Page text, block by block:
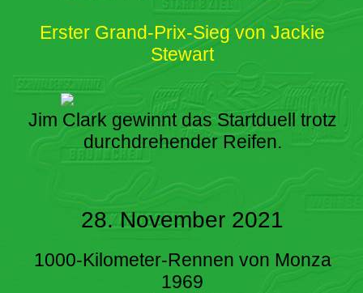
Erster Grand-Prix-Sieg von Jackie
Stewart
Jim Clark gewinnt das Startduell trotz
durchdrehender Reifen.
28. November 2021
1000-Kilometer-Rennen von Monza
1969